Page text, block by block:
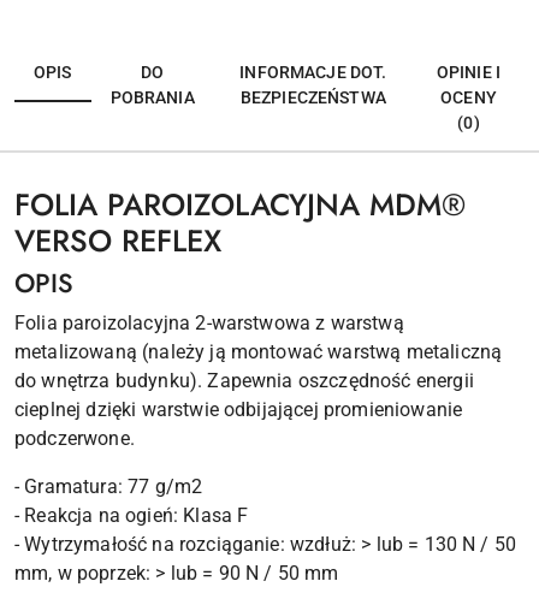
OPIS
DO
POBRANIA
INFORMACJE DOT.
BEZPIECZEŃSTWA
OPINIE I
OCENY
(0)
FOLIA PAROIZOLACYJNA MDM®
VERSO REFLEX
OPIS
Folia paroizolacyjna 2-warstwowa z warstwą
metalizowaną (należy ją montować warstwą metaliczną
do wnętrza budynku). Zapewnia oszczędność energii
cieplnej dzięki warstwie odbijającej promieniowanie
podczerwone.
- Gramatura: 77 g/m2
- Reakcja na ogień: Klasa F
- Wytrzymałość na rozciąganie: wzdłuż: > lub = 130 N / 50
mm, w poprzek: > lub = 90 N / 50 mm